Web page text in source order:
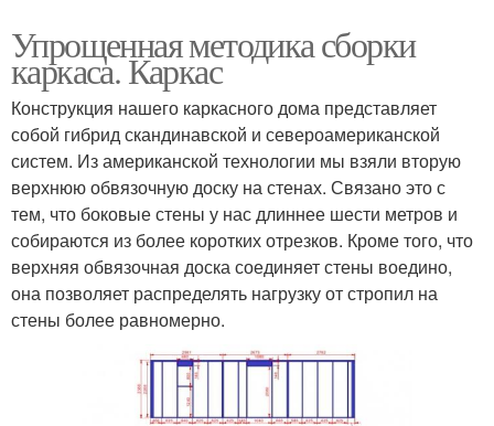
Упрощенная методика сборки
каркаса. Каркас
Конструкция нашего каркасного дома представляет
собой гибрид скандинавской и североамериканской
систем. Из американской технологии мы взяли вторую
верхнюю обвязочную доску на стенах. Связано это с
тем, что боковые стены у нас длиннее шести метров и
собираются из более коротких отрезков. Кроме того, что
верхняя обвязочная доска соединяет стены воедино,
она позволяет распределять нагрузку от стропил на
стены более равномерно.